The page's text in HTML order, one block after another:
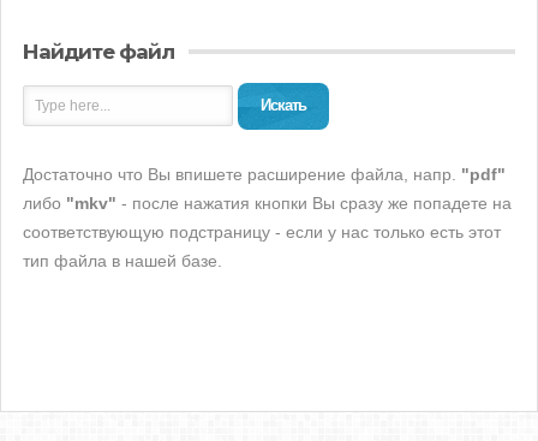
Найдите файл
Искать
Достаточно что Вы впишете расширение файла, напр. "pdf"
либо "mkv" - после нажатия кнопки Вы сразу же попадете на
соответствующую подстраницу - если у нас только есть этот
тип файла в нашей базе.